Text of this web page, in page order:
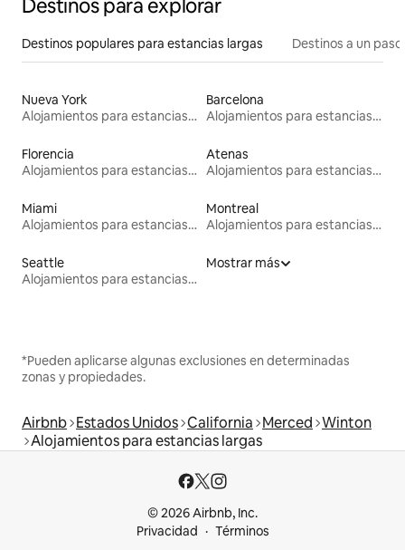
Destinos para explorar
Destinos populares para estancias largas Destinos a un
Nueva York
Alojamientos para estancias largas
Barcelona
Alojamientos para estancias largas
Florencia
Alojamientos para estancias largas
Atenas
Alojamientos para estancias largas
Miami
Alojamientos para estancias largas
Montreal
Alojamientos para estancias largas
Seattle
Alojamientos para estancias largas
Mostrar más
*Pueden aplicarse algunas exclusiones en determinadas
zonas y propiedades.
Airbnb Estados Unidos California Merced Winton
Alojamientos para estancias largas
© 2026 Airbnb, Inc.
Privacidad
Términos